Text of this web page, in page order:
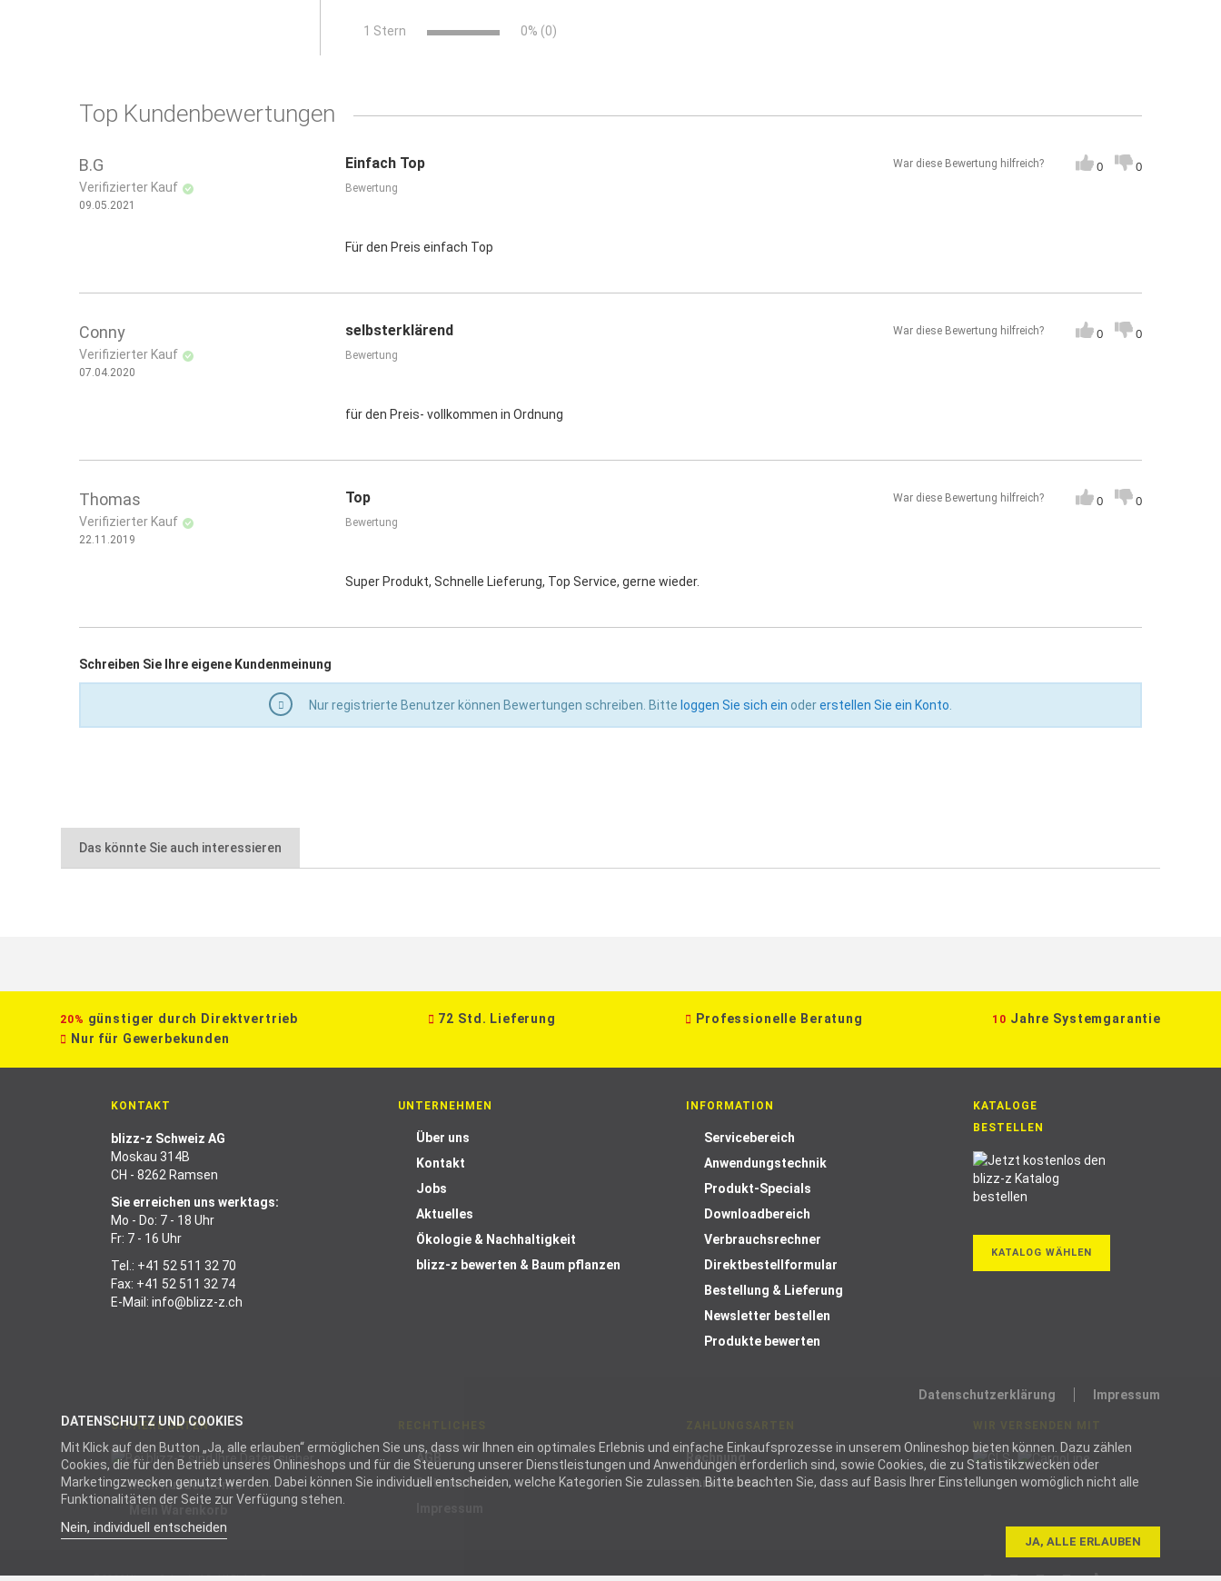
Datenschutzerklärung
Impressum
DATENSCHUTZ UND COOKIES
Mit Klick auf den Button „Ja, alle erlauben“ ermöglichen Sie uns, dass wir Ihnen ein optimales Erlebnis und einfache Einkaufsprozesse in unserem Onlineshop bieten können. Dazu zählen
Cookies, die für den Betrieb unseres Onlineshops und für die Steuerung unserer Dienstleistungen und Anwendungen erforderlich sind, sowie Cookies, die zu Statistikzwecken oder
Marketingzwecken genutzt werden. Dabei können Sie individuell entscheiden, welche Kategorien Sie zulassen. Bitte beachten Sie, dass auf Basis Ihrer Einstellungen womöglich nicht alle
Funktionalitäten der Seite zur Verfügung stehen.
Nein, individuell entscheiden
Notwendig
JA, ALLE ERLAUBEN
1 Stern 0% (0)
Top Kundenbewertungen
B.G
Verifizierter Kauf
09.05.2021
Einfach Top
Bewertung
Für den Preis einfach Top
War diese Bewertung hilfreich? 0 0
Conny
Verifizierter Kauf
07.04.2020
selbsterklärend
Bewertung
für den Preis- vollkommen in Ordnung
War diese Bewertung hilfreich? 0 0
Thomas
Verifizierter Kauf
22.11.2019
Top
Bewertung
Super Produkt, Schnelle Lieferung, Top Service, gerne wieder.
War diese Bewertung hilfreich? 0 0
Schreiben Sie Ihre eigene Kundenmeinung
Nur registrierte Benutzer können Bewertungen schreiben. Bitte loggen Sie sich ein odererstellen Sie ein Konto.
Das könnte Sie auch interessieren
20% günstiger durch Direktvertrieb 72 Std. Lieferung Professionelle Beratung 10 Jahre Systemgarantie
Nur für Gewerbekunden
KONTAKT
blizz-z Schweiz AG
Moskau 314B
CH - 8262 Ramsen
Sie erreichen uns werktags:
Mo - Do: 7 - 18 Uhr
Fr: 7 - 16 Uhr
Tel.: +41 52 511 32 70
Fax: +41 52 511 32 74
E-Mail: info@blizz-z.ch
UNTERNEHMEN
Über uns
Kontakt
Jobs
Aktuelles
Ökologie & Nachhaltigkeit
blizz-z bewerten & Baum pflanzen
INFORMATION
Servicebereich
Anwendungstechnik
Produkt-Specials
Downloadbereich
Verbrauchsrechner
Direktbestellformular
Bestellung & Lieferung
Newsletter bestellen
Produkte bewerten
KATALOGE
BESTELLEN
KATALOG WÄHLEN
SICHERE DATEN
Mein Kundenkonto
AGB
Datenschutz
Rechnung
Vorauskasse
© 2026 blizz-z Schweiz AG. All Rights Reserved.